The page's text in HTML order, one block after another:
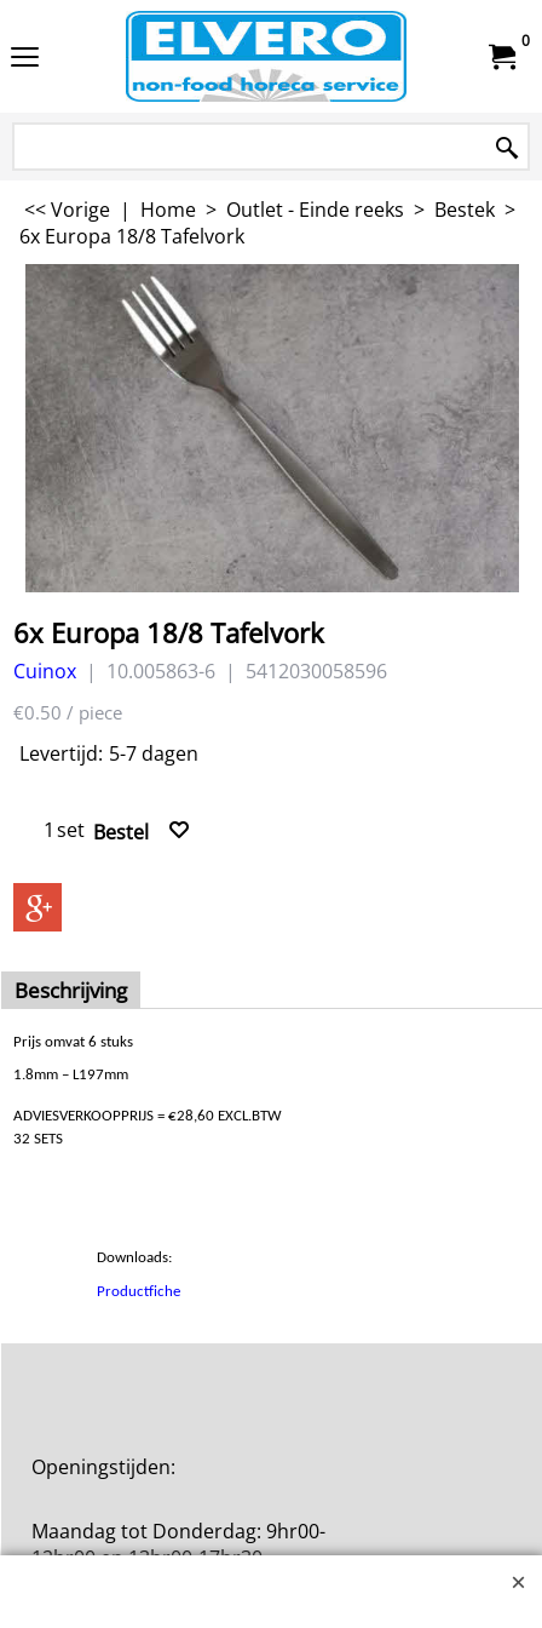
0
<< Vorige | Home > Outlet - Einde reeks > Bestek >
6x Europa 18/8 Tafelvork
6x Europa 18/8 Tafelvork
Cuinox 10.005863-6 5412030058596
€0.50 / piece
Levertijd: 5-7 dagen
set Bestel
Beschrijving
Prijs omvat 6 stuks
1.8mm – L197mm
ADVIESVERKOOPPRIJS = €28,60 EXCL.BTW
32 SETS
Downloads:
Productfiche
Openingstijden:
Maandag tot Donderdag: 9hr00-
12hr00 en 13hr00-17hr30